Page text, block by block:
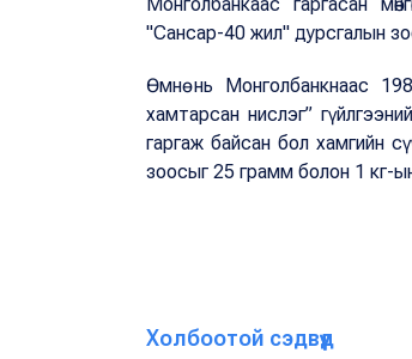
Монголбанкаас гаргасан
"Сансар-40 жил" дурсгалын
Өмнө нь Монголбанкнаас
хамтарсан нислэг”
гаргаж байсан бол хамгийн
зоосыг 25 грамм болон 1 кг-
Холбоотой сэдвүүд